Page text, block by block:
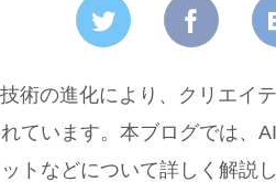
術の進化により、クリエイ
ています。本ブログでは、
トなどについて詳しく解説